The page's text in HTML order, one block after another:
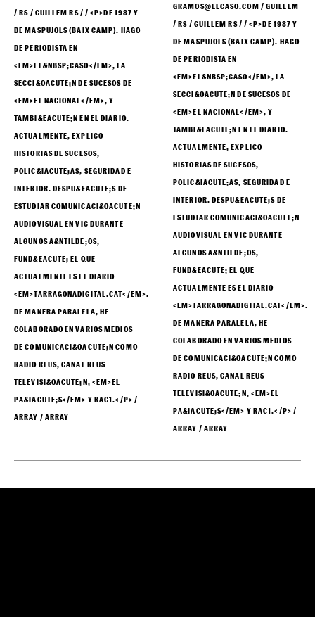
/ RS / GUILLEM RS / / <P>DE 1987 Y
DE MASPUJOLS (BAIX CAMP). HAGO
DE PERIODISTA EN
<EM>EL&NBSP;CASO</EM>, LA
SECCI&OACUTE;N DE SUCESOS DE
<EM>EL NACIONAL</EM>, Y
TAMBI&EACUTE;N EN EL DIARIO.
ACTUALMENTE, EXPLICO
HISTORIAS DE SUCESOS,
POLIC&IACUTE;AS, SEGURIDAD E
INTERIOR. DESPU&EACUTE;S DE
ESTUDIAR COMUNICACI&OACUTE;N
AUDIOVISUAL EN VIC DURANTE
ALGUNOS A&NTILDE;OS,
FUND&EACUTE; EL QUE
ACTUALMENTE ES EL DIARIO
<EM>TARRAGONADIGITAL.CAT</EM>.
DE MANERA PARALELA, HE
COLABORADO EN VARIOS MEDIOS
DE COMUNICACI&OACUTE;N COMO
RADIO REUS, CANAL REUS
TELEVISI&OACUTE;N, <EM>EL
PA&IACUTE;S</EM> Y RAC1.</P> /
ARRAY / ARRAY
GRAMOS@ELCASO.COM / GUILLEM
/ RS / GUILLEM RS / / <P>DE 1987 Y
DE MASPUJOLS (BAIX CAMP). HAGO
DE PERIODISTA EN
<EM>EL&NBSP;CASO</EM>, LA
SECCI&OACUTE;N DE SUCESOS DE
<EM>EL NACIONAL</EM>, Y
TAMBI&EACUTE;N EN EL DIARIO.
ACTUALMENTE, EXPLICO
HISTORIAS DE SUCESOS,
POLIC&IACUTE;AS, SEGURIDAD E
INTERIOR. DESPU&EACUTE;S DE
ESTUDIAR COMUNICACI&OACUTE;N
AUDIOVISUAL EN VIC DURANTE
ALGUNOS A&NTILDE;OS,
FUND&EACUTE; EL QUE
ACTUALMENTE ES EL DIARIO
<EM>TARRAGONADIGITAL.CAT</EM>.
DE MANERA PARALELA, HE
COLABORADO EN VARIOS MEDIOS
DE COMUNICACI&OACUTE;N COMO
RADIO REUS, CANAL REUS
TELEVISI&OACUTE;N, <EM>EL
PA&IACUTE;S</EM> Y RAC1.</P> /
ARRAY / ARRAY